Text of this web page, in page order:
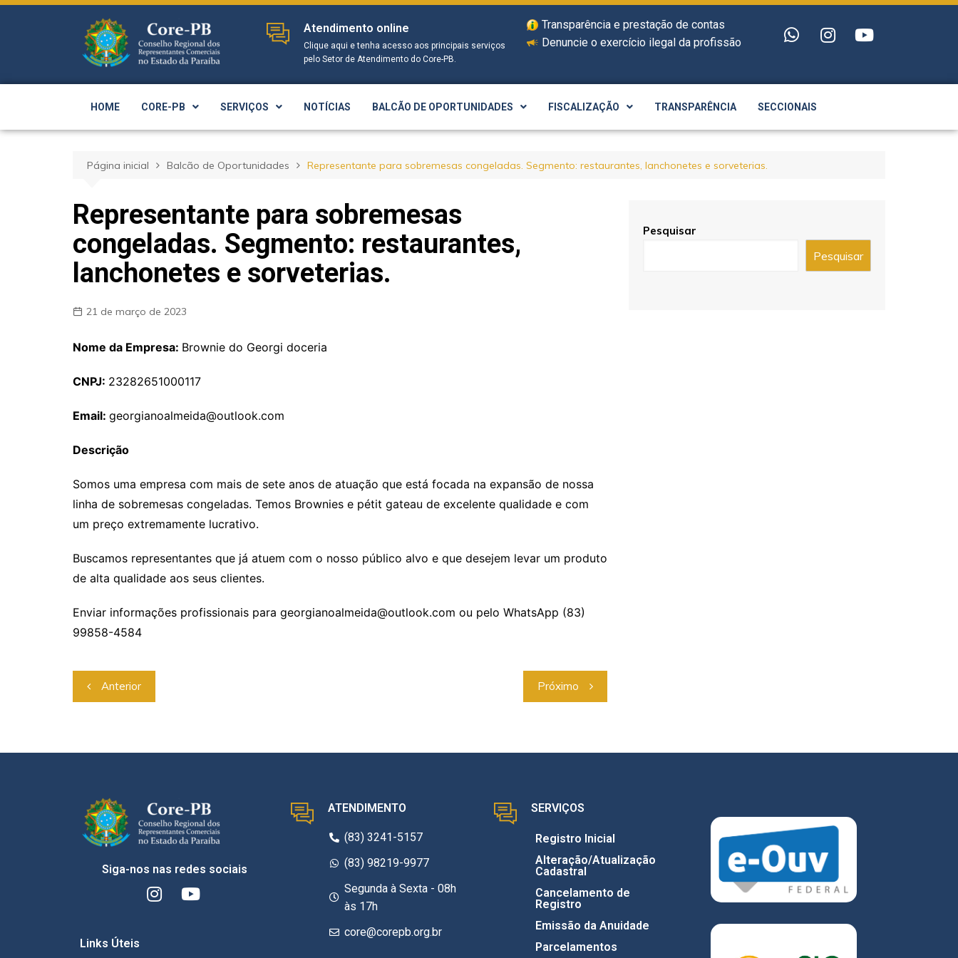
Atendimento online
Clique aqui e tenha acesso aos principais serviços
pelo Setor de Atendimento do Core-PB.
Transparência e prestação de contas
Denuncie o exercício ilegal da profissão
HOME CORE-PB SERVIÇOS NOTÍCIAS BALCÃO DE OPORTUNIDADES FISCALIZAÇÃO TRANSPARÊNCIA SECCIONAIS
Página inicial Balcão de Oportunidades Representante para sobremesas congeladas. Segmento: restaurantes, lanchonetes e sorveterias.
Representante para sobremesas
congeladas. Segmento: restaurantes,
lanchonetes e sorveterias.
21 de março de 2023
Nome da Empresa: Brownie do Georgi doceria
CNPJ: 23282651000117
Email: georgianoalmeida@outlook.com
Descrição
Somos uma empresa com mais de sete anos de atuação que está focada na expansão de nossa
linha de sobremesas congeladas. Temos Brownies e pétit gateau de excelente qualidade e com
um preço extremamente lucrativo.
Buscamos representantes que já atuem com o nosso público alvo e que desejem levar um produto
de alta qualidade aos seus clientes.
Enviar informações profissionais para georgianoalmeida@outlook.com ou pelo WhatsApp (83)
99858-4584
Anterior Próximo
Pesquisar
Pesquisar
Siga-nos nas redes sociais
Links Úteis
ATENDIMENTO
(83) 3241-5157
(83) 98219-9977
Segunda à Sexta - 08h
às 17h
core@corepb.org.br
SERVIÇOS
Registro Inicial
Alteração/Atualização
Cadastral
Cancelamento de
Registro
Emissão da Anuidade
Parcelamentos